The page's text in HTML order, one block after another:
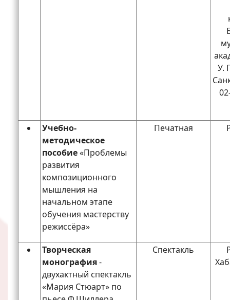
У.
Учебно-
методическое
пособие«Проблемы
развития
композиционного
мышления на
начальном этапе
обучения мастерству
режиссёра»
Печатная
Творческая
монография-
двухактный спектакль
«Мария Стюарт» по
Спектакль